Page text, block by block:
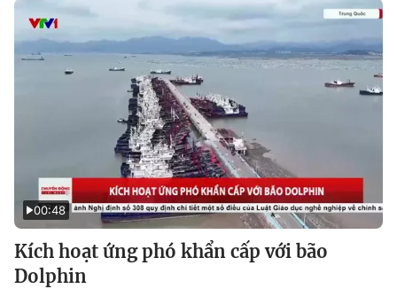
00:48
Kích hoạt ứng phó khẩn cấp với bão
Dolphin